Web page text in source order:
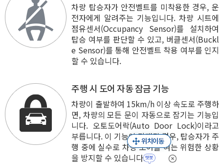
차량 탑승자가 안전벨트를 미착용한 경우, 운
전자에게 알려주는 기능입니다. 차량 시트에
점유센서(Occupancy Sensor)를 설치하여
탑승 여부를 판단할 수 있고, 버클센서(Buckl
e Sensor)를 통해 안전벨트 착용 여부를 인지
할 수 있습니다.
주행 시 도어 자동 잠금 기능
차량이 출발하여 15km/h 이상 속도로 주행하
면, 차량의 모든 문이 자동으로 잠기는 기능입
니다. 오토도어락(Auto Door Lock)이라고
부릅니다. 이 기능이 탑재된 경우, 탑승자가 주
행 중에 실수로 차량 도어를 여는 위험한 상황
을 방지할 수 있습니다.